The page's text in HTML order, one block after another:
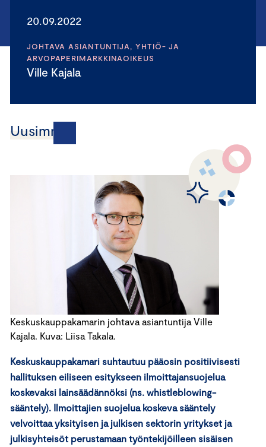
20.09.2022
JOHTAVA ASIANTUNTIJA, YHTIÖ- JA
ARVOPAPERIMARKKINAOIKEUS
Ville Kajala
Uusimmat
Keskuskauppakamarin johtava asiantuntija Ville
Kajala. Kuva: Liisa Takala.
Keskuskauppakamari suhtautuu pääosin positiivisesti
hallituksen eiliseen esitykseen ilmoittajansuojelua
koskevaksi lainsäädännöksi (ns. whistleblowing-
sääntely). Ilmoittajien suojelua koskeva sääntely
velvoittaa yksityisen ja julkisen sektorin yritykset ja
julkisyhteisöt perustamaan työntekijöilleen sisäisen